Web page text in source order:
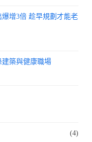
爆增3倍 趁早規劃才能老
築與健康職場
(4)